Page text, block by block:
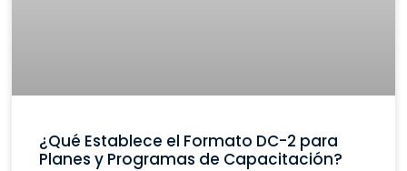
¿Qué Establece el Formato DC-2 para
Planes y Programas de Capacitación?